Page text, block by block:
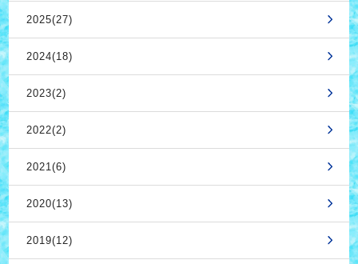
2025(27)
2024(18)
2023(2)
2022(2)
2021(6)
2020(13)
2019(12)